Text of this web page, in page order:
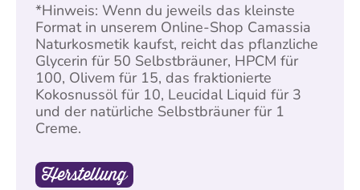
*Hinweis: Wenn du jeweils das kleinste
Format in unserem Online-Shop Camassia
Naturkosmetik kaufst, reicht das pflanzliche
Glycerin für 50 Selbstbräuner, HPCM für
100, Olivem für 15, das fraktionierte
Kokosnussöl für 10, Leucidal Liquid für 3
und der natürliche Selbstbräuner für 1
Creme.
Herstellung